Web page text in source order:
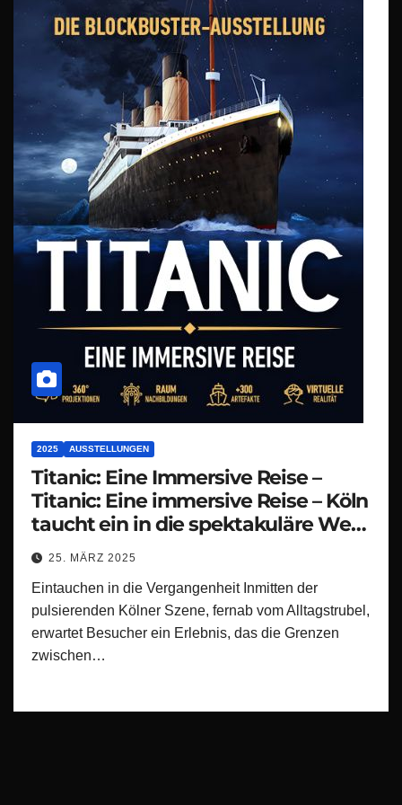
2025 AUSSTELLUNGEN
Titanic: Eine Immersive Reise –
Titanic: Eine immersive Reise – Köln
taucht ein in die spektakuläre Welt
der Titanic
25. MÄRZ 2025
Eintauchen in die Vergangenheit Inmitten der
pulsierenden Kölner Szene, fernab vom Alltagstrubel,
erwartet Besucher ein Erlebnis, das die Grenzen
zwischen…